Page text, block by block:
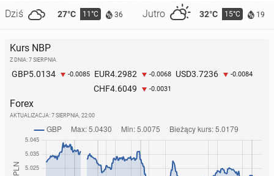
Dziś 27°C 11°C 36 Jutro 32°C 15°C 19
Kurs NBP
Z DNIA: 7 SIERPNIA
GBP5.0134 -0.0085 EUR4.2982 -0.0068 USD3.7236 -0.0084
CHF4.6049 -0.0031
Forex
AKTUALIZACJA: 7 SIERPNIA, 22:00